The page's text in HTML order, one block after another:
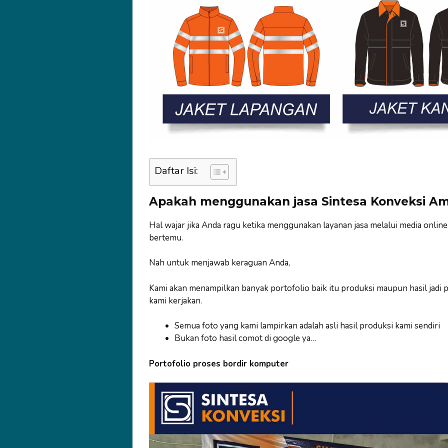
Daftar Isi:
Apakah menggunakan jasa Sintesa Konveksi
Hal wajar jika Anda ragu ketika menggunakan layanan jasa melalui media
bertemu.
Nah untuk menjawab keraguan Anda,
Kami akan menampilkan banyak portofolio baik itu produksi maupun hasil jadi
kami kerjakan.
Semua foto yang kami lampirkan adalah asli hasil produksi kami sendiri
Bukan foto hasil comot di google ya…
Portofolio proses bordir komputer